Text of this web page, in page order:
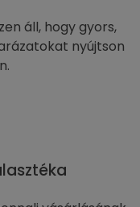
áll, hogy gyors,
nyújtson